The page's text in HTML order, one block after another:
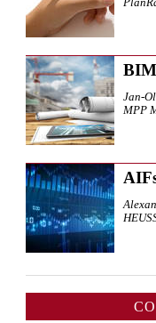
Jan-
MPP